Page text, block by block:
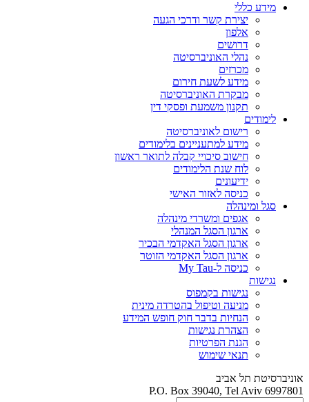
מידע כללי
יצירת קשר ודרכי הגעה
אלפון
דרושים
נהלי האוניברסיטה
מכרזים
מידע לשעת חירום
מבקרת האוניברסיטה
תקנון משמעת ופסקי דין
לימודים
רישום לאוניברסיטה
מידע למתעניינים בלימודים
חישוב סיכויי קבלה לתואר ראשון
לוח שנת הלימודים
ידיעונים
כניסה לאזור האישי
סגל ומינהלה
אגפים ומשרדי מינהלה
ארגון הסגל המנהלי
ארגון הסגל האקדמי הבכיר
ארגון הסגל האקדמי הזוטר
כניסה ל-My Tau
נגישות
נגישות בקמפוס
מניעה וטיפול בהטרדה מינית
הנחיות בדבר חוק חופש המידע
הצהרת נגישות
הגנת הפרטיות
תנאי שימוש
אוניברסיטת תל אביב
P.O. Box 39040, Tel Aviv 6997801